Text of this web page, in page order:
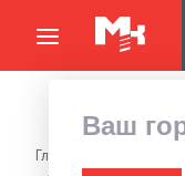
Ваш
Главная страница